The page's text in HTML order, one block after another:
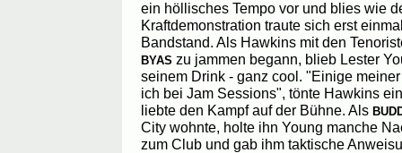
ein höllisches Tempo vor und blies wie
Kraftdemonstration traute sich erst
Bandstand. Als Hawkins mit den
BYAS zu jammen begann, blieb Lester
seinem Drink - ganz cool. "Einige
ich bei Jam Sessions", tönte Hawkins
liebte den Kampf auf der Bühne. Als
City wohnte, holte ihn Young manche
zum Club und gab ihm taktische